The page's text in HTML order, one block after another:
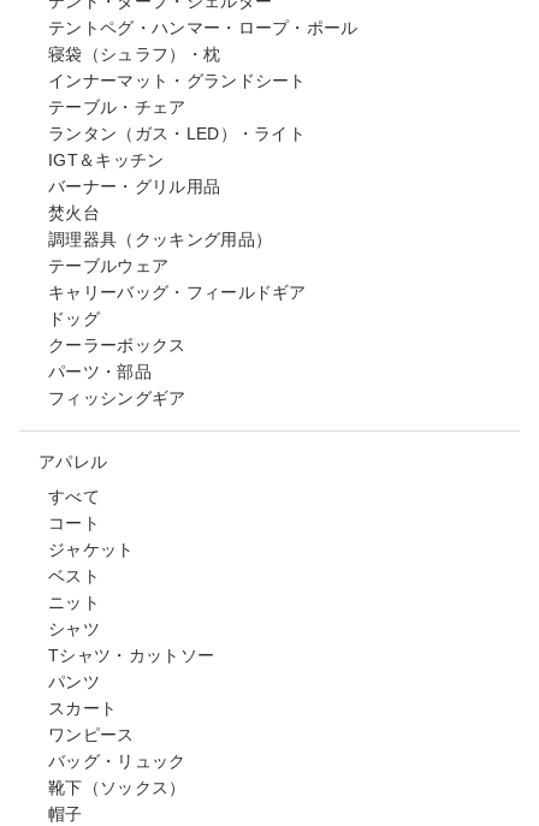
テントペグ・ハンマー・ロープ・ポール
寝袋（シュラフ）・枕
インナーマット・グランドシート
テーブル・チェア
ランタン（ガス・LED）・ライト
IGT＆キッチン
バーナー・グリル用品
焚火台
調理器具（クッキング用品）
テーブルウェア
キャリーバッグ・フィールドギア
ドッグ
クーラーボックス
パーツ・部品
フィッシングギア
アパレル
すべて
コート
ジャケット
ベスト
ニット
シャツ
Tシャツ・カットソー
パンツ
スカート
ワンピース
バッグ・リュック
靴下（ソックス）
帽子